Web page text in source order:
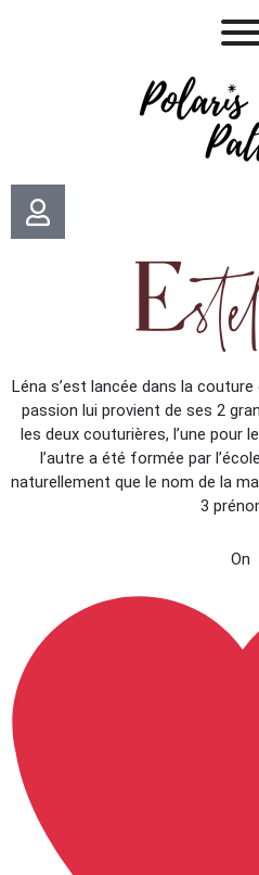
Léna s’est lancée dans la
passion lui provient de ses 2
les deux couturières, l’une pour
l’autre a été formée par
naturellement que le nom de la
3
On